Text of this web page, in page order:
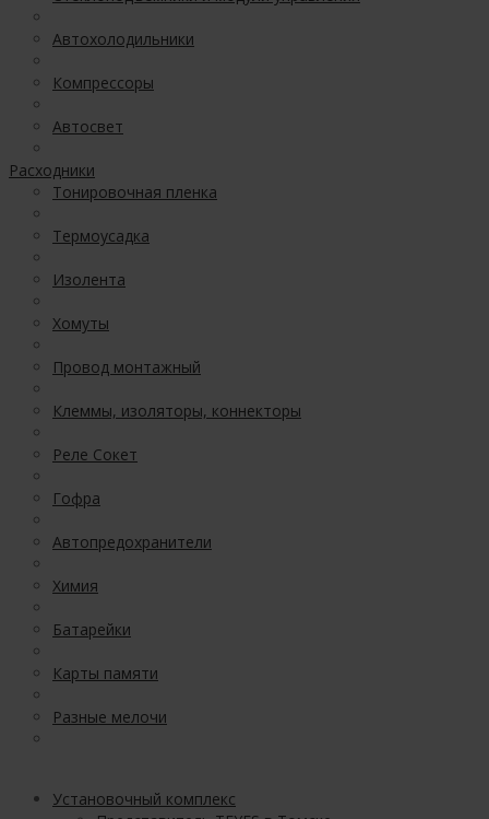
Автохолодильники
Компрессоры
Автосвет
Расходники
Тонировочная пленка
Термоусадка
Изолента
Хомуты
Провод монтажный
Клеммы, изоляторы, коннекторы
Реле Сокет
Гофра
Автопредохранители
Химия
Батарейки
Карты памяти
Разные мелочи
Установочный комплекс